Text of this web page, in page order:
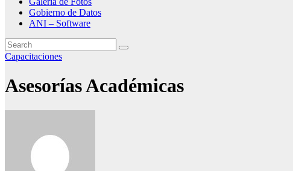
Gobierno de Datos
ANI – Software
Capacitaciones
Asesorías Académicas